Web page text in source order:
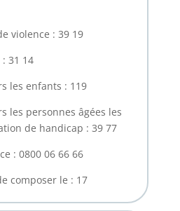
violence : 39 19
31 14
les enfants : 119
les personnes âgées les
de handicap : 39 77
: 0800 06 66 66
composer le : 17